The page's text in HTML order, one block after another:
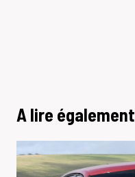
A lire également